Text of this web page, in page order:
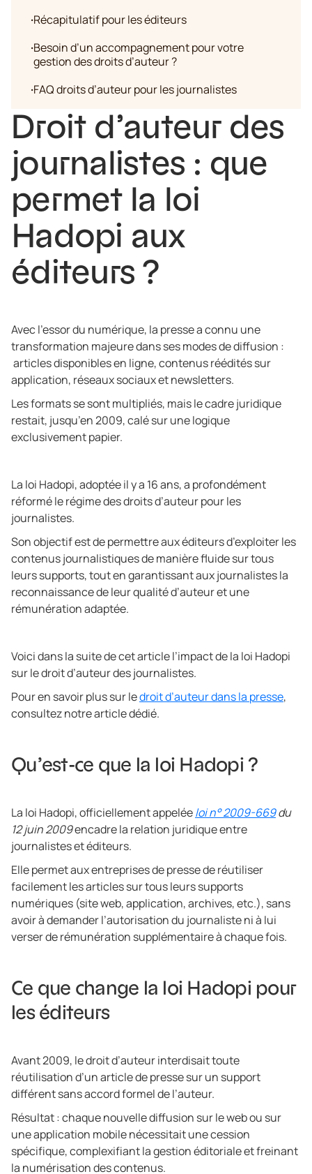
·Récapitulatif pour les éditeurs
·Besoin d’un accompagnement pour votre
gestion des droits d’auteur ?
·FAQ droits d’auteur pour les journalistes
Droit d’auteur des
journalistes : que
permet la loi
Hadopi aux
éditeurs ?
Avec l’essor du numérique, la presse a connu une
transformation majeure dans ses modes de diffusion :
articles disponibles en ligne, contenus réédités sur
application, réseaux sociaux et newsletters.
Les formats se sont multipliés, mais le cadre juridique
restait, jusqu’en 2009, calé sur une logique
exclusivement papier.
La loi Hadopi, adoptée il y a 16 ans, a profondément
réformé le régime des droits d’auteur pour les
journalistes.
Son objectif est de permettre aux éditeurs d’exploiter les
contenus journalistiques de manière fluide sur tous
leurs supports, tout en garantissant aux journalistes la
reconnaissance de leur qualité d’auteur et une
rémunération adaptée.
Voici dans la suite de cet article l’impact de la loi Hadopi
sur le droit d’auteur des journalistes.
Pour en savoir plus sur ledroit d’auteur dans la presse,
consultez notre article dédié.
Qu’est-ce que la loi Hadopi ?
La loi Hadopi, officiellement appeléeloi n° 2009-669du
12 juin 2009encadre la relation juridique entre
journalistes et éditeurs.
Elle permet aux entreprises de presse de réutiliser
facilement les articles sur tous leurs supports
numériques (site web, application, archives, etc.), sans
avoir à demander l’autorisation du journaliste ni à lui
verser de rémunération supplémentaire à chaque fois.
Ce que change la loi Hadopi pour
les éditeurs
Avant 2009, le droit d’auteur interdisait toute
réutilisation d’un article de presse sur un support
différent sans accord formel de l’auteur.
Résultat : chaque nouvelle diffusion sur le web ou sur
une application mobile nécessitait une cession
spécifique, complexifiant la gestion éditoriale et freinant
la numérisation des contenus.